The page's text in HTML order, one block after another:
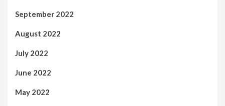
September 2022
August 2022
July 2022
June 2022
May 2022